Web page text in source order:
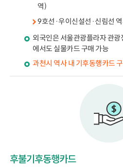
역)
9호선·우이신설선·신림선
외국인은 서울관광플라자 관
에서도 실물카드 구매 가능
과천시 역사 내 기후동행카드
후불기후동행카드